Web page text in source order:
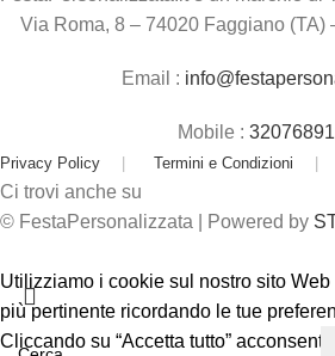
Via Roma, 8 – 74020 Faggiano (TA)
Email :
Mobile :
Privacy Policy | Termini e Condizioni |
Ci trovi anche su
© FestaPersonalizzata | Powered by
Utilizziamo i cookie sul nostro sito
più pertinente ricordando le tue
Cliccando su “Accetta tutto”